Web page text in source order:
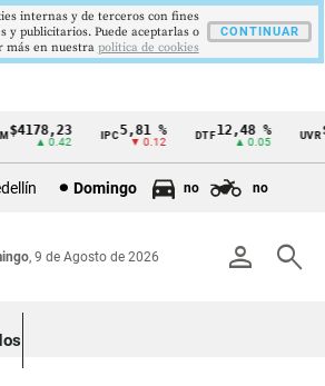
▲ 0.42
IPC5,81 %
▼ 0.12
DTF12,48 %
▲ 0.05
UVR
Domingo no no
person search
, 9 de Agosto de 2026
internas y de terceros con fines
y publicitarios. Puede aceptarlas o
más en nuestra politica de cookies
CONTINUAR